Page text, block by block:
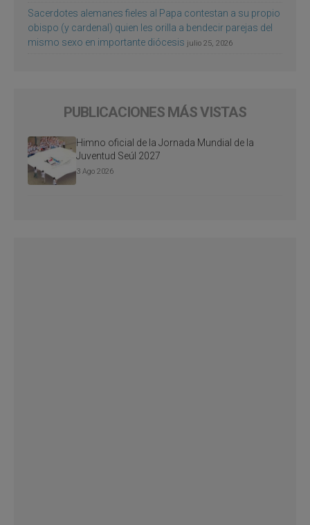
Sacerdotes alemanes fieles al Papa contestan a su propio
obispo (y cardenal) quien les orilla a bendecir parejas del
mismo sexo en importante diócesis julio 25, 2026
PUBLICACIONES MÁS VISTAS
Himno oficial de la Jornada Mundial de la
Juventud Seúl 2027
3 Ago 2026